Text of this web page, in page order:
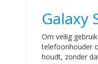
Galaxy
Om veilig
telefoonhouder
houdt, zonder